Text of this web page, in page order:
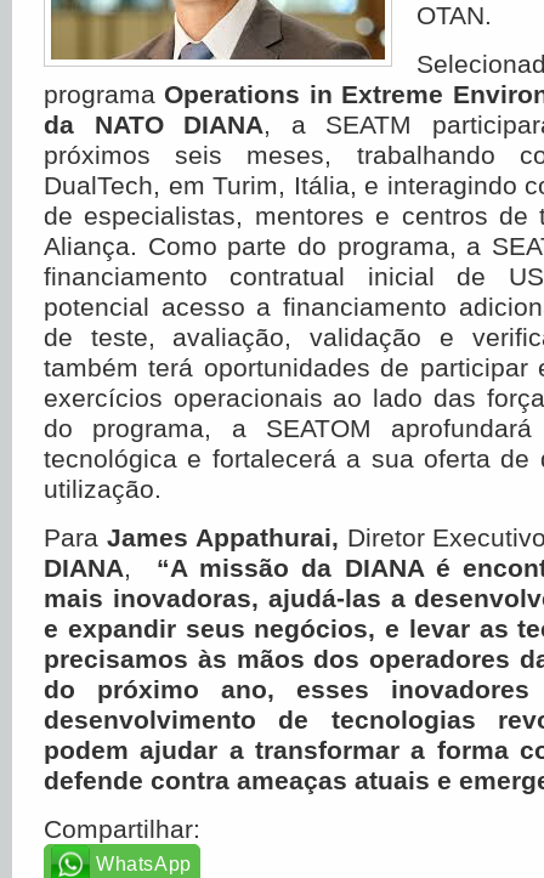
OTAN.
programa Operations in Extreme
da NATO DIANA, a SEATM
próximos seis meses, trabalhando
DualTech, em Turim, Itália, e interagindo
de especialistas, mentores e centros
Aliança. Como parte do programa, a
financiamento contratual inicial de
potencial acesso a financiamento
de teste, avaliação, validação e
também terá oportunidades de participar
exercícios operacionais ao lado das
do programa, a SEATOM
tecnológica e fortalecerá a sua oferta de
utilização.
Para James Appathurai, Diretor
DIANA, “A missão da DIANA é
mais inovadoras, ajudá-las a
e expandir seus negócios, e levar as
precisamos às mãos dos operadores
do próximo ano, esses
desenvolvimento de tecnologias
podem ajudar a transformar a forma
defende contra ameaças atuais e
Compartilhar:
WhatsApp